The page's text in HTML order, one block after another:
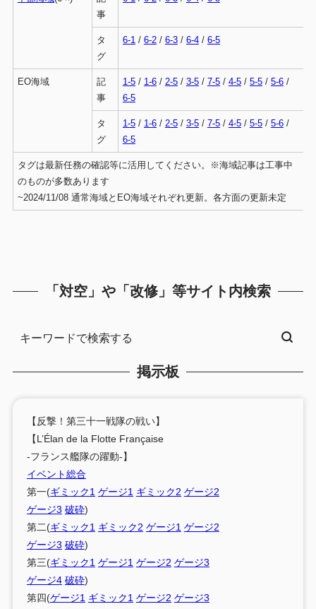
事
タ
グ
6-1/ 6-2/ 6-3/ 6-4/ 6-5
EO海域
記
事
1-5/ 1-6/ 2-5/ 3-5/ 7-5/ 4-5/ 5-5/ 5-6/
6-5
タ
グ
1-5/ 1-6/ 2-5/ 3-5/ 7-5/ 4-5/ 5-5/ 5-6/
6-5
タグは最新任務の確認等に活用してください。※海域記事は工事中
のものが多数あります
~2024/11/08 通常海域とEO海域それぞれ更新。各方面の更新未定
「対空」や「改修」等サイト内検索
掲示板
【反撃！第三十一戦隊の戦い】
【L’Élan de la Flotte Française
-フランス艦隊の躍動-】
イベント総合
第一(ギミック1 ゲージ1 ギミック2 ゲージ2
ゲージ3 破砕)
第二(ギミック1 ギミック2 ゲージ1 ゲージ2
ゲージ3 破砕)
第三(ギミック1 ゲージ1 ゲージ2 ゲージ3
ゲージ4 破砕)
第四(ゲージ1 ギミック1 ゲージ2 ゲージ3